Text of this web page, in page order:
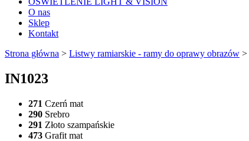
O nas
Sklep
Kontakt
Strona główna > Listwy ramiarskie - ramy do oprawy obrazów >
IN1023
271 Czerń mat
290 Srebro
291 Złoto szampańskie
473 Grafit mat